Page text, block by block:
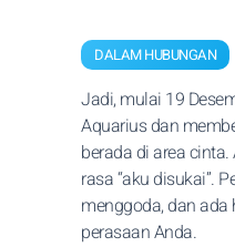
DALAM HUBUNGAN
Jadi, mulai 19
Aquarius dan
berada di area
rasa “aku disukai”.
menggoda, dan
perasaan Anda.